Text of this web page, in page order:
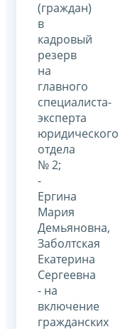
(граждан)
в
кадровый
резерв
на
главного
специалиста-
эксперта
юридического
отдела
№ 2;
-
Ергина
Мария
Демьяновна,
Заболтская
Екатерина
Сергеевна
- на
включение
гражданских